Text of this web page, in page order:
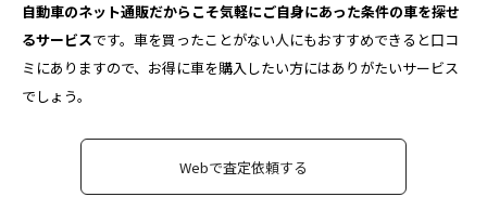
自動車のネット通販だからこそ気軽にご自身にあった条件の車を探せ
るサービスです。車を買ったことがない人にもおすすめできると口コ
ミにありますので、お得に車を購入したい方にはありがたいサービス
でしょう。
Webで査定依頼する